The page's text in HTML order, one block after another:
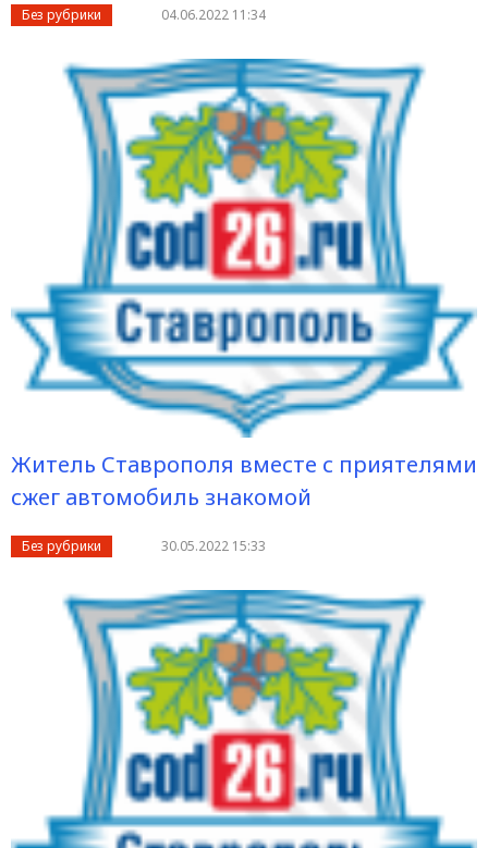
Без рубрики 04.06.2022 11:34
Житель Ставрополя вместе с приятелями
сжег автомобиль знакомой
Без рубрики 30.05.2022 15:33